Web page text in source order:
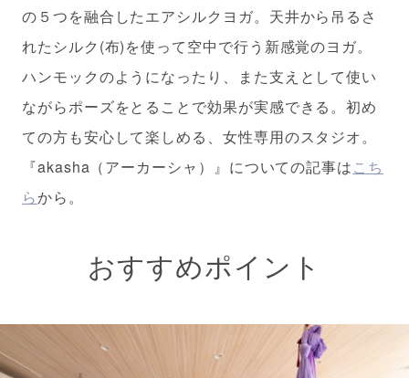
の５つを融合したエアシルクヨガ。天井から吊るさ
れたシルク(布)を使って空中で行う新感覚のヨガ。
ハンモックのようになったり、また支えとして使い
ながらポーズをとることで効果が実感できる。初め
ての方も安心して楽しめる、女性専用のスタジオ。
『akasha（アーカーシャ）』についての記事はこち
らから。
おすすめポイント